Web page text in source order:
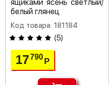
ящиками ясень светлый/
белый глянец
Код товара: 181184
(5)
17790Р